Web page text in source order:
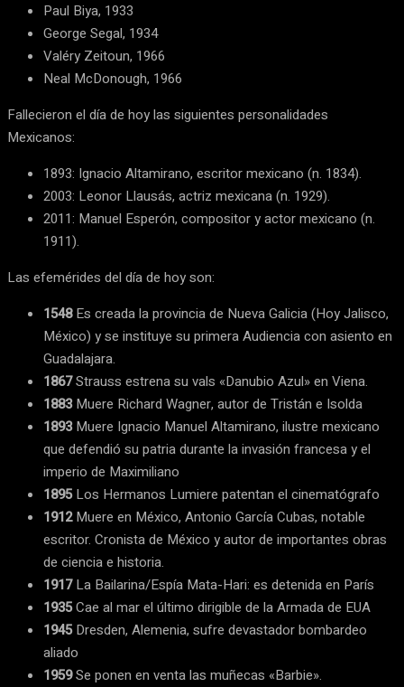
Paul Biya, 1933
George Segal, 1934
Valéry Zeitoun, 1966
Neal McDonough, 1966
Fallecieron el día de hoy las siguientes personalidades
Mexicanos:
1893: Ignacio Altamirano, escritor mexicano (n. 1834).
2003: Leonor Llausás, actriz mexicana (n. 1929).
2011: Manuel Esperón, compositor y actor mexicano (n.
1911).
Las efemérides del día de hoy son:
1548Es creada la provincia de Nueva Galicia (Hoy Jalisco,
México) y se instituye su primera Audiencia con asiento en
Guadalajara.
1867Strauss estrena su vals «Danubio Azul» en Viena.
1883Muere Richard Wagner, autor de Tristán e Isolda
1893Muere Ignacio Manuel Altamirano, ilustre mexicano
que defendió su patria durante la invasión francesa y el
imperio de Maximiliano
1895Los Hermanos Lumiere patentan el cinematógrafo
1912Muere en México, Antonio García Cubas, notable
escritor. Cronista de México y autor de importantes obras
de ciencia e historia.
1917La Bailarina/Espía Mata-Hari: es detenida en París
1935Cae al mar el último dirigible de la Armada de EUA
1945Dresden, Alemenia, sufre devastador bombardeo
aliado
1959Se ponen en venta las muñecas «Barbie».